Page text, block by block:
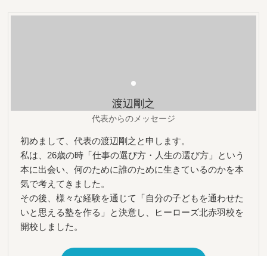
渡辺剛之
代表からのメッセージ
初めまして、代表の渡辺剛之と申します。
私は、26歳の時「仕事の選び方・人生の選び方」という
本に出会い、何のために誰のために生きているのかを本
気で考えてきました。
その後、様々な経験を通じて「自分の子どもを通わせた
いと思える塾を作る」と決意し、ヒーローズ北赤羽校を
開校しました。